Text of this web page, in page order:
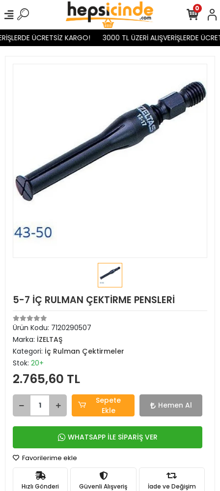
ÜCRETSİZ KARGO! 3000 TL ÜZERİ ALIŞVERİŞLERDE
0
5-7 İÇ RULMAN ÇEKTİRME PENSLERİ
Ürün Kodu: 7120290507
Marka: İZELTAŞ
Kategori: İç Rulman Çektirmeler
Stok: 20+
2.765,60 TL
Sepete
Ekle
Hemen Al
WHATSAPP İLE SİPARİŞ VER
Favorilerime ekle
Hızlı Gönderi Güvenli Alışveriş İade ve Değişim